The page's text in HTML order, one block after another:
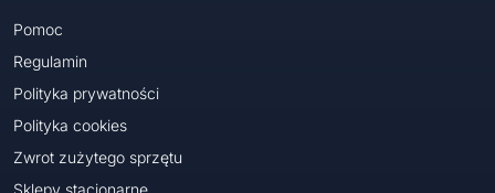
Pomoc
Regulamin
Polityka prywatności
Polityka cookies
Zwrot zużytego sprzętu